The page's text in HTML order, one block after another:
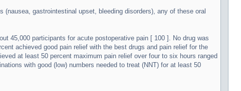
gastrointestinal upset, bleeding disorders), any of these oral
45,000 participants for acute postoperative pain [ 100 ]. No drug was
achieved good pain relief with the best drugs and pain relief for the
at least 50 percent maximum pain relief over four to six hours ranged
with good (low) numbers needed to treat (NNT) for at least 50